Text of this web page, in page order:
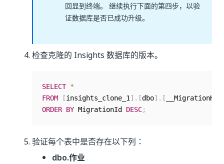
回显到终端。 继续执行下面的第四步，以验
证数据库是否已成功升级。
检查克隆的 Insights 数据库的版本。
SELECT *
FROM
[insights_clone_1 ] . [dbo] . [
ORDER BY MigrationId DESC;
验证每个表中是否存在以下列：
dbo.作业